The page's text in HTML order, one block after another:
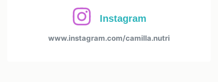
Instagram
www.instagram.com/camilla.nutri